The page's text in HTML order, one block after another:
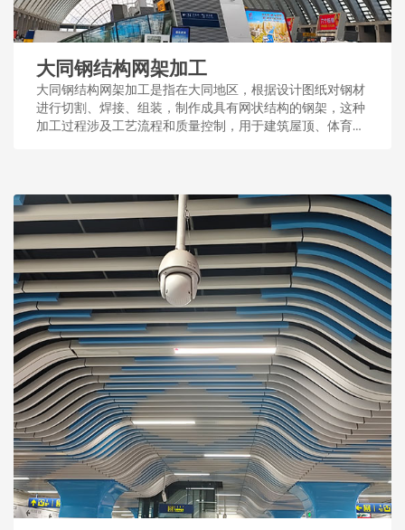
大同钢结构网架加工
大同钢结构网架加工是指在大同地区，根据设计图纸对钢材
进行切割、焊接、组装，制作成具有网状结构的钢架，这种
加工过程涉及工艺流程和质量控制，用于建筑屋顶、体育场